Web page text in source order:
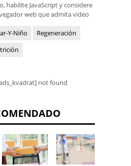
habilite JavaScript y considere
web que admita video
Y-Niño
Regeneración
not found